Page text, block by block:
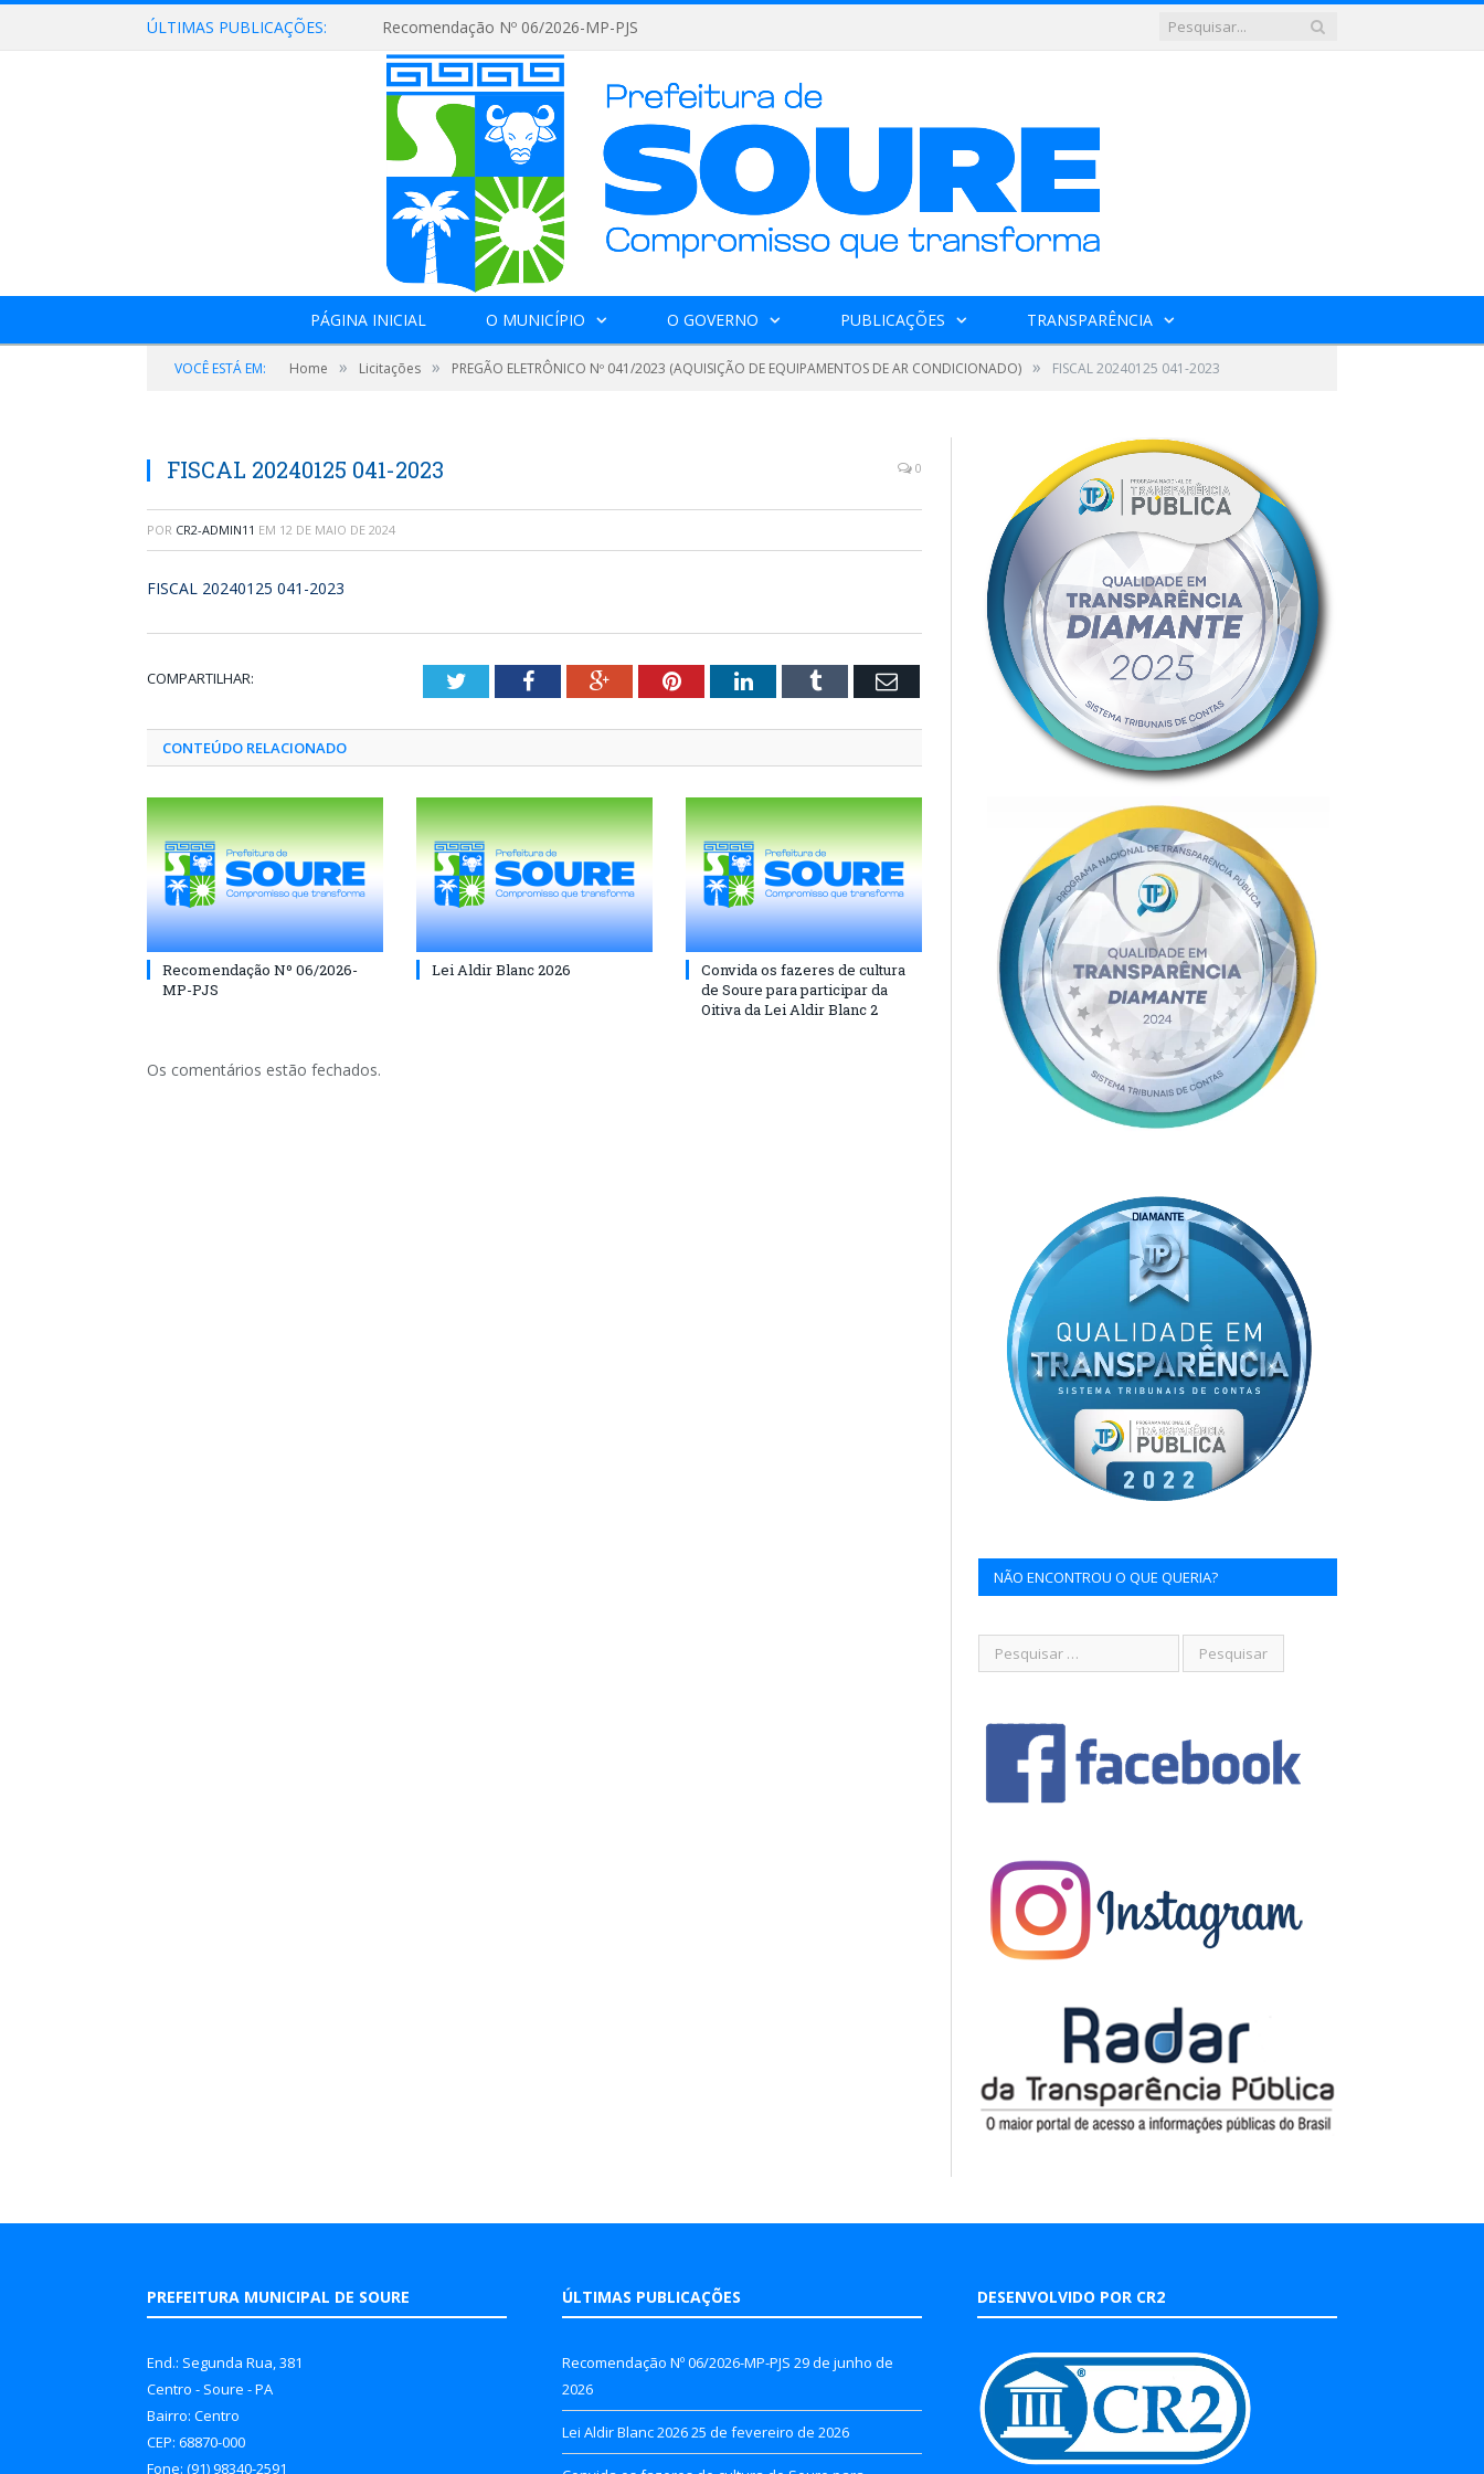
ÚLTIMAS PUBLICAÇÕES: Recomendação Nº 06/2026-MP-PJS
PÁGINA INICIAL O MUNICÍPIO O GOVERNO PUBLICAÇÕES TRANSPARÊNCIA
VOCÊ ESTÁ EM: Home » Licitações » PREGÃO ELETRÔNICO Nº 041/2023 (AQUISIÇÃO DE EQUIPAMENTOS DE AR CONDICIONADO) » FISCAL 20240125 041-2023
FISCAL 20240125 041-2023 0
POR CR2-ADMIN11 EM 12 DE MAIO DE 2024
FISCAL 20240125 041-2023
COMPARTILHAR: TwitterFacebookGoogle+PinterestLinkedInTumblr Email
CONTEÚDO RELACIONADO
Recomendação Nº 06/2026-
MP-PJS
Lei Aldir Blanc 2026
Convida os fazeres de cultura
de Soure para participar da
Oitiva da Lei Aldir Blanc 2
Os comentários estão fechados.
NÃO ENCONTROU O QUE QUERIA?
PREFEITURA MUNICIPAL DE SOURE
End.: Segunda Rua, 381
Centro - Soure - PA
Bairro: Centro
CEP: 68870-000
Fone: (91) 98340-2591
ÚLTIMAS PUBLICAÇÕES
Recomendação Nº 06/2026-MP-PJS 29 de junho de
2026
Lei Aldir Blanc 202625 de fevereiro de 2026
DESENVOLVIDO POR CR2